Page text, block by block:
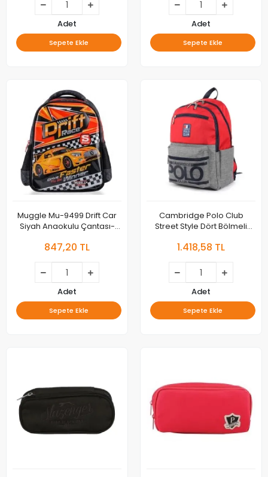
Adet
Sepete Ekle
Adet
Sepete Ekle
Muggle Mu-9499 Drift Car
Siyah Anaokulu Çantası-
847,20 TL
Adet
Sepete Ekle
Cambridge Polo Club
Street Style Dört Bölmeli
Cpo4016-0003-kırmızı Bntt
1.418,58 TL
Adet
Sepete Ekle